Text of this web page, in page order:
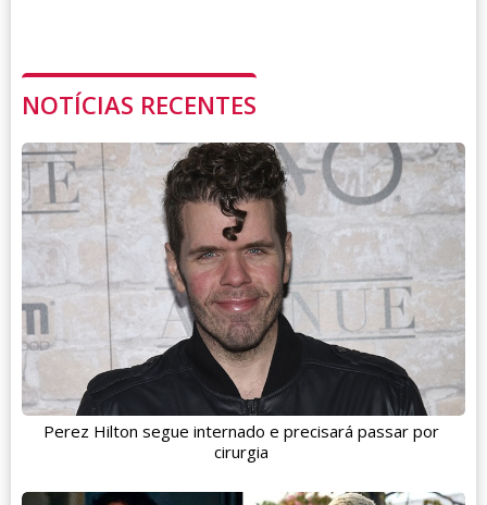
NOTÍCIAS RECENTES
Perez Hilton segue internado e precisará passar por
cirurgia